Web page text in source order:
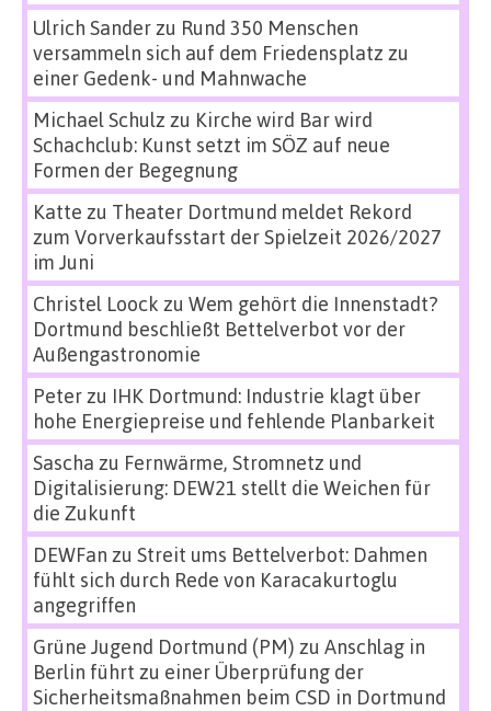
Ulrich Sanderzu Rund 350 Menschen
versammeln sich auf dem Friedensplatz zu
einer Gedenk- und Mahnwache
Michael Schulz zu Kirche wird Bar wird
Schachclub: Kunst setzt im SÖZ auf neue
Formen der Begegnung
Katte zu Theater Dortmund meldet Rekord
zum Vorverkaufsstart der Spielzeit 2026/2027
im Juni
Christel Loock zu Wem gehört die Innenstadt?
Dortmund beschließt Bettelverbot vor der
Außengastronomie
Peterzu IHK Dortmund: Industrie klagt über
hohe Energiepreise und fehlende Planbarkeit
Sascha zu Fernwärme, Stromnetz und
Digitalisierung: DEW21 stellt die Weichen für
die Zukunft
DEWFan zu Streit ums Bettelverbot: Dahmen
fühlt sich durch Rede von Karacakurtoglu
angegriffen
Grüne Jugend Dortmund (PM) zu Anschlag in
Berlin führt zu einer Überprüfung der
Sicherheitsmaßnahmen beim CSD in Dortmund